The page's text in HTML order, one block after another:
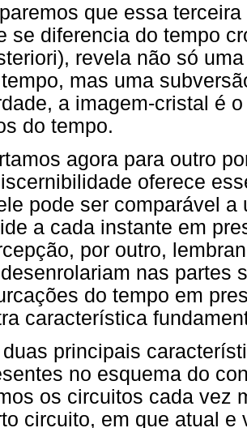
que essa
se diferencia do tempo
revela não só
mas uma
a imagem-cristal é
do tempo.
agora para outro
oferece
pode ser comparável
a cada instante em
por outro,
nas partes
do tempo em
característica
principais
no esquema do
os circuitos cada vez
circuito, em que atual e